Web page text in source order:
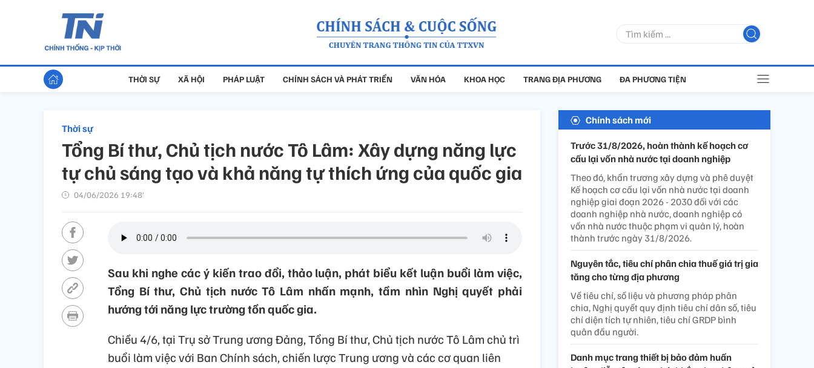
THỜI SỰ XÃ HỘI PHÁP LUẬT CHÍNH SÁCH VÀ PHÁT TRIỂN VĂN HÓA KHOA HỌC TRANG ĐỊA PHƯƠNG ĐA PHƯƠNG TIỆN
Thời sự
Tổng Bí thư, Chủ tịch nước Tô Lâm: Xây dựng năng lực
tự chủ sáng tạo và khả năng tự thích ứng của quốc gia
04/06/2026 19:48’
Sau khi nghe các ý kiến trao đổi, thảo luận, phát biểu kết luận buổi làm việc,
Tổng Bí thư, Chủ tịch nước Tô Lâm nhấn mạnh, tầm nhìn Nghị quyết phải
hướng tới năng lực trường tồn quốc gia.
Chiều 4/6, tại Trụ sở Trung ương Đảng, Tổng Bí thư, Chủ tịch nước Tô Lâm chủ trì
buổi làm việc với Ban Chính sách, chiến lược Trung ương và các cơ quan liên
Chính sách mới
Trước 31/8/2026, hoàn thành kế hoạch cơ
cấu lại vốn nhà nước tại doanh nghiệp
Theo đó, khẩn trương xây dựng và phê duyệt
Kế hoạch cơ cấu lại vốn nhà nước tại doanh
nghiệp giai đoạn 2026 - 2030 đối với các
doanh nghiệp nhà nước, doanh nghiệp có
vốn nhà nước thuộc phạm vi quản lý, hoàn
thành trước ngày 31/8/2026.
Nguyên tắc, tiêu chí phân chia thuế giá trị gia
tăng cho từng địa phương
Về tiêu chí, số liệu và phương pháp phân
chia, Nghị quyết quy định tiêu chí dân số, tiêu
chí diện tích tự nhiên, tiêu chí GRDP bình
quân đầu người.
Danh mục trang thiết bị bảo đảm huấn